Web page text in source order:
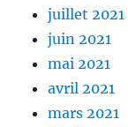
juillet 2021
juin 2021
mai 2021
avril 2021
mars 2021